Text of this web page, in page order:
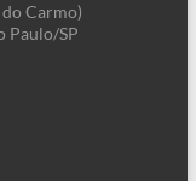
Carmo)
Paulo/SP